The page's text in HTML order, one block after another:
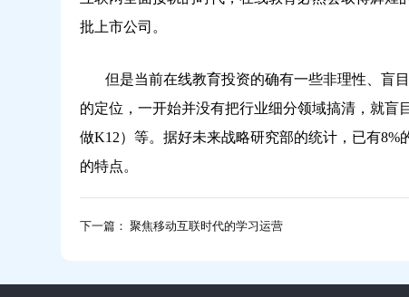
批上市公司。
但是当前在线教育投资的确有一些非理性、盲
的定位，一开始并没有把行业细分领域搞清，就盲
做K12）等。据好未来战略研究部的统计，已有
的特点。
下一篇： 聚焦移动互联时代的学习运营